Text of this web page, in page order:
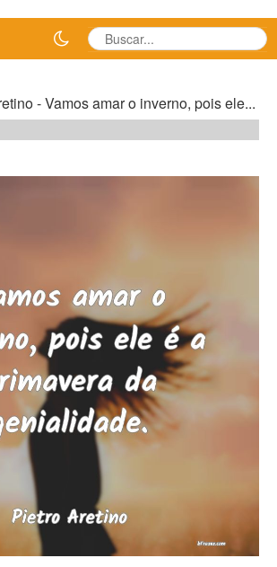
- Vamos amar o inverno, pois ele...